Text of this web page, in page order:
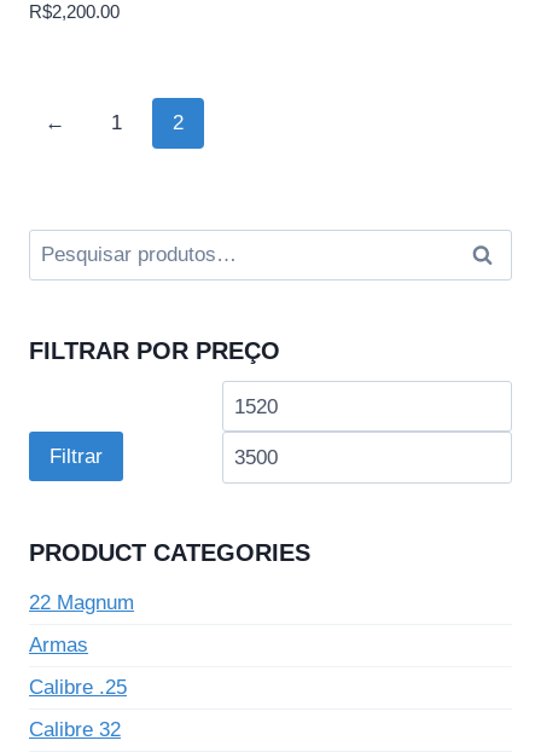
R$2,200.00
← 1 2
Pesquisar
por:
FILTRAR POR PREÇO
Preço
Filtrar
PRODUCT CATEGORIES
22 Magnum
Armas
Calibre .25
Calibre 32